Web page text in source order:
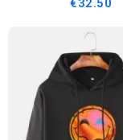
€32.50